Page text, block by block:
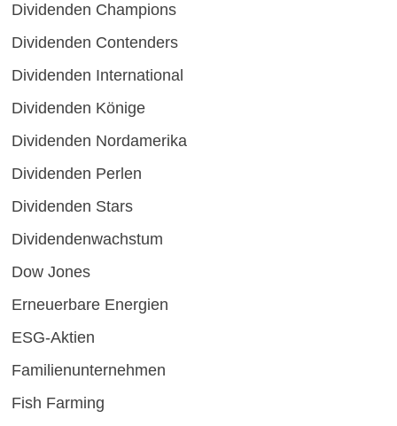
Dividenden Champions
Dividenden Contenders
Dividenden International
Dividenden Könige
Dividenden Nordamerika
Dividenden Perlen
Dividenden Stars
Dividendenwachstum
Dow Jones
Erneuerbare Energien
ESG-Aktien
Familienunternehmen
Fish Farming